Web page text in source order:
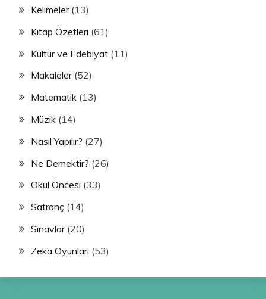
Kelimeler(13)
Kitap Özetleri (61)
Kültür ve Edebiyat (11)
Makaleler(52)
Matematik (13)
Müzik (14)
Nasıl Yapılır? (27)
Ne Demektir? (26)
Okul Öncesi (33)
Satranç (14)
Sınavlar(20)
Zeka Oyunları (53)